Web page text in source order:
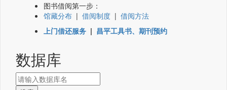
图书借阅第一步：
馆藏分布 | 借阅制度 | 借阅方法
上门借还服务 | 昌平工具书、期刊预约
数据库